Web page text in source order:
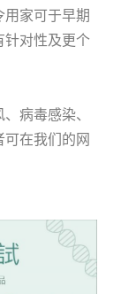
家可于早期
针对性及更个
病毒感染、
在我们的网